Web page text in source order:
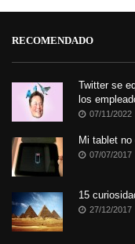
RECOMENDADO
Twitter se
los
07/11/2022
Mi tablet
07/07/2017
15
27/12/2017